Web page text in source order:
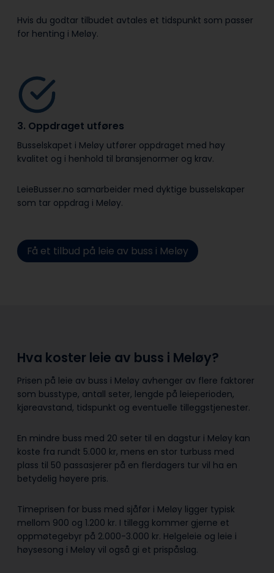
Hvis du godtar tilbudet avtales et tidspunkt som passer
for henting i Meløy.
3. Oppdraget utføres
Busselskapet i Meløy utfører oppdraget med høy
kvalitet og i henhold til bransje­normer og krav.
LeieBusser.no samarbeider med dyktige busselskaper
som tar oppdrag i Meløy.
Få et tilbud på leie av buss i Meløy
Hva koster leie av buss i Meløy?
Prisen på leie av buss i Meløy avhenger av flere faktorer
som busstype, antall seter, lengde på leieperioden,
kjøreavstand, tidspunkt og eventuelle tilleggstjenester.
En mindre buss med 20 seter til en dagstur i Meløy kan
koste fra rundt 5.000 kr, mens en stor turbuss med
plass til 50 passasjerer på en flerdagers tur vil ha en
betydelig høyere pris.
Timeprisen for buss med sjåfør i Meløy ligger typisk
mellom 900 og 1.200 kr. I tillegg kommer gjerne et
oppmøtegebyr på 2.000-3.000 kr. Helgeleie og leie i
høysesong i Meløy vil også gi et prispåslag.